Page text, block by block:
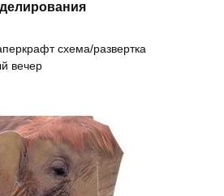
схема/развертка
вечер